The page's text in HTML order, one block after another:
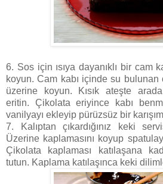
6. Sos için ısıya dayanıklı bir cam
koyun. Cam kabı içinde su bulunan
üzerine koyun. Kısık ateşte arada
eritin. Çikolata eriyince kabı
vanilyayı ekleyip pürüzsüz bir
7. Kalıptan çıkardığınız keki
Üzerine kaplamasını koyup
Çikolata kaplaması katılaşana
tutun. Kaplama katılaşınca keki